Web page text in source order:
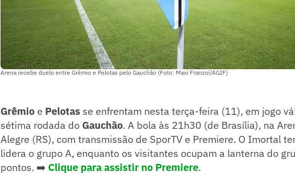
Arena recebe duelo entre Grêmio e Pelotas pelo Gauchão (Foto: Maxi Franzoi/AGIF)
Grêmio e Pelotas se enfrentam nesta terça-feira (11), em jogo
sétima rodada do Gauchão. A bola às 21h30 (de Brasília), na
Alegre (RS), com transmissão de SporTV e Premiere. O Imortal
lidera o grupo A, enquanto os visitantes ocupam a lanterna do
pontos. ➡️ Clique para assistir no Premiere.